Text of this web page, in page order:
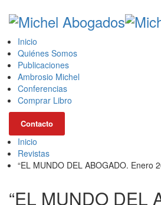
Inicio
Quiénes Somos
Publicaciones
Ambrosio Michel
Conferencias
Comprar Libro
Contacto
Inicio
Revistas
“EL MUNDO DEL ABOGADO. Enero
“EL MUNDO DEL